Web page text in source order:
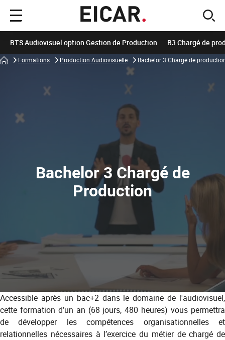
Menu
principal
AccueilFormations Production Audiovisuelle Bachelor 3 Chargé de
Bachelor 3 Chargé de
Production
BTS Audiovisuel option Gestion de Production B3 Chargé de
Accessible après un bac+2 dans le domaine de l'audiovisuel,
cette formation d’un an (68 jours, 480 heures) vous permettra
de développer les compétences organisationnelles et
relationnelles nécessaires à l’exercice du métier de chargé de